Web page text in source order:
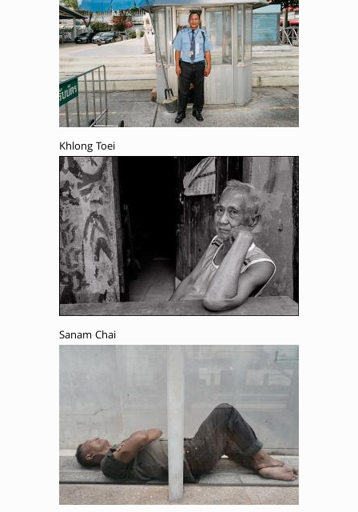
Khlong Toei
Sanam Chai